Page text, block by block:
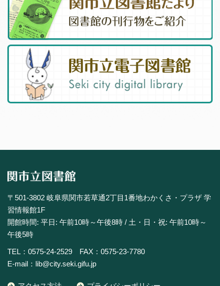
〒501-3802 岐阜県関市若草通2丁目1番地わかくさ・プラザ 学
習情報館1F
開館時間: 平日: 午前10時～午後8時 / 土・日・祝: 午前10時～
午後5時
TEL：0575-24-2529 FAX：0575-23-7780
E-mail：lib@city.seki.gifu.jp